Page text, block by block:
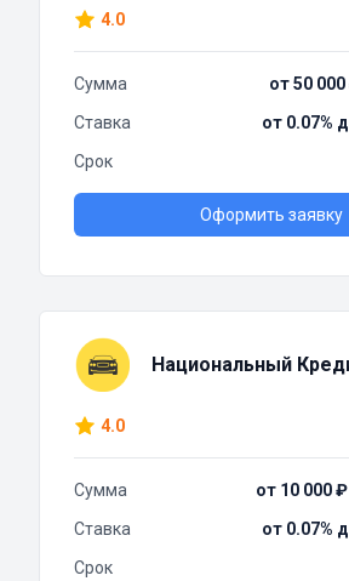
4.0
Сумма
от 50
Ставка
от 0.07%
Срок
Оформить заявку
Национальный
4.0
Сумма
от 10 000
Ставка
от 0.07%
Срок